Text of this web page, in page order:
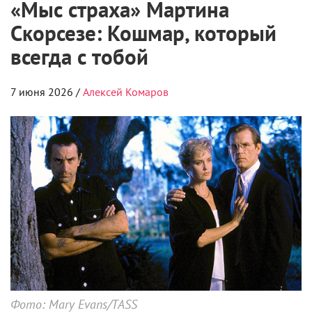
Скорсезе, завербовав своего талисмана Роберта Де
Ниро на рольотъявленного негодяя. Любопытными
закулисными фактами об этом фильме мы и
разумеется, пересмотреть его – или посмотреть в
первый раз.
Честный обмен